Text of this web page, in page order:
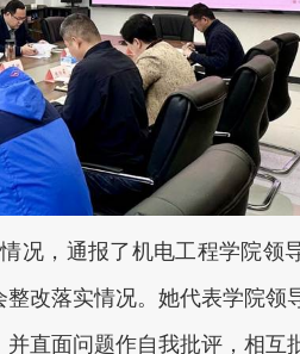
况，通报了机电工程学院领
改落实情况。她代表学院领
直面问题作自我批评，相互